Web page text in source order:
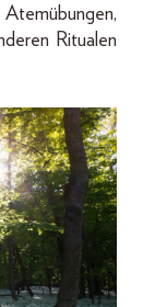
Ritualen